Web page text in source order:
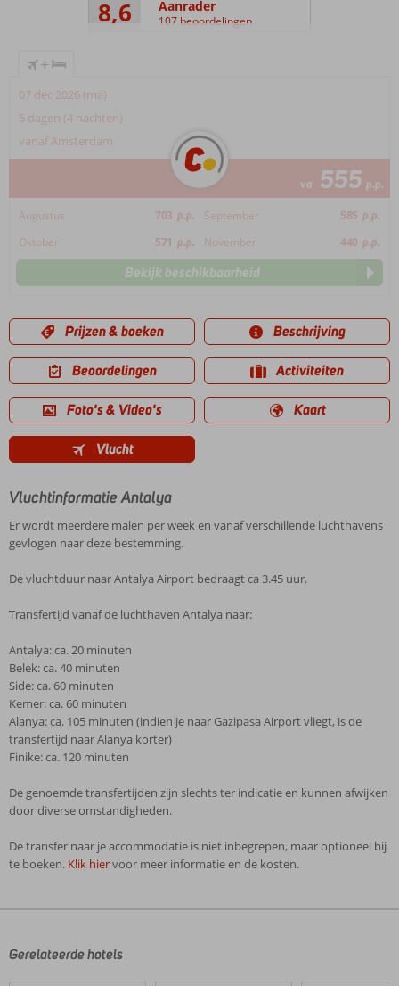
8,6 Aanrader
107 beoordelingen
+
07 dec 2026 (ma)
5 dagen (4 nachten)
vanaf Amsterdam
va 555 p.p.
Augustus 703 p.p. September 585 p.p.
Oktober
571 p.p. November 440 p.p.
Bekijk beschikbaarheid
Prijzen & boeken Beschrijving
Beoordelingen Activiteiten
Foto's & Video's Kaart
Vlucht
Vluchtinformatie Antalya
Er wordt meerdere malen per week en vanaf verschillende luchthavens
gevlogen naar deze bestemming.
De vluchtduur naar Antalya Airport bedraagt ca 3.45 uur.
Transfertijd vanaf de luchthaven Antalya naar:
Antalya: ca. 20 minuten
Belek: ca. 40 minuten
Side: ca. 60 minuten
Kemer: ca. 60 minuten
Alanya: ca. 105 minuten (indien je naar Gazipasa Airport vliegt, is de
transfertijd naar Alanya korter)
Finike: ca. 120 minuten
De genoemde transfertijden zijn slechts ter indicatie en kunnen afwijken
door diverse omstandigheden.
De transfer naar je accommodatie is niet inbegrepen, maar optioneel bij
te boeken. Klik hiervoor meer informatie en de kosten.
door
Gerelateerde hotels